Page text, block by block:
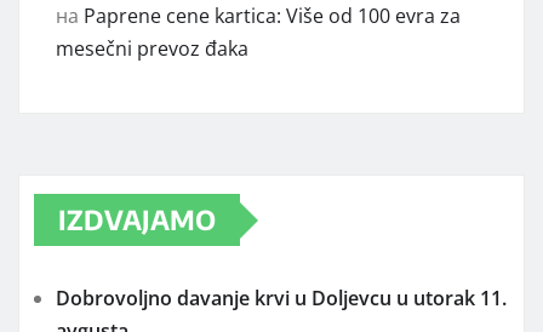
на Paprene cene kartica: Više od 100 evra za
mesečni prevoz đaka
IZDVAJAMO
Dobrovoljno davanje krvi u Doljevcu u utorak 11.